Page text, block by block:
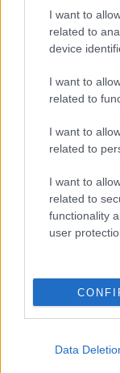
I want to
related to
device
I want to
related to
I want to
related to
I want to
related to
functionality
user
Data
eventuali errori
scriveteci a
prontamente
diritti di terzi.
Milano n.68 in
-Privacy Policy
Copyright © 2024 |
- P.IVA
I magazine diNotizie.it
Tuo Benessere|
Tutti i contenuti
proprietaria di